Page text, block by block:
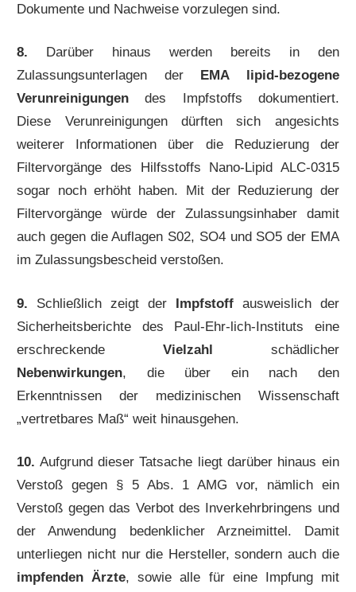
Dokumente und Nachweise vorzulegen sind.
8. Darüber hinaus werden bereits in den
Zulassungsunterlagen der
EMA lipid-bezogene
Verunreinigungen des Impfstoffs dokumentiert.
Diese Verunreinigungen dürften sich angesichts
weiterer Informationen über die Reduzierung der
Filtervorgänge des Hilfsstoffs Nano-Lipid ALC-0315
sogar noch erhöht haben. Mit der Reduzierung der
Filtervorgänge würde der Zulassungsinhaber damit
auch gegen die Auflagen S02, SO4 und SO5 der EMA
im Zulassungsbescheid verstoßen.
9. Schließlich zeigt der Impfstoffausweislich der
Sicherheitsberichte des Paul-Ehr-lich-Instituts eine
erschreckende Vielzahl schädlicher
Nebenwirkungen, die über ein nach den
Erkenntnissen der medizinischen Wissenschaft
„vertretbares Maß“ weit hinausgehen.
10. Aufgrund dieser Tatsache liegt darüber hinaus ein
Verstoß gegen § 5 Abs. 1 AMG vor, nämlich ein
Verstoß gegen das Verbot des Inverkehrbringens und
der Anwendung bedenklicher Arzneimittel. Damit
unterliegen nicht nur die Hersteller, sondern auch die
impfenden Ärzte, sowie alle für eine Impfung mit